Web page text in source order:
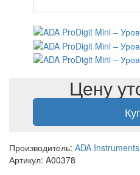
Цену
Производитель: ADA Instruments
Артикул: A00378